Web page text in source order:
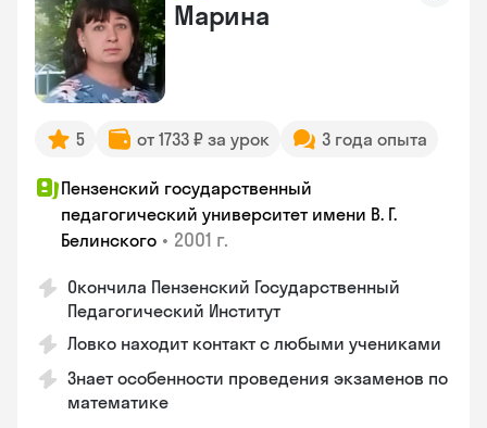
Марина
5 от 1733 ₽ за урок 3 года опыта
Пензенский государственный
педагогический университет имени В. Г.
Белинского • 2001 г.
Окончила Пензенский Государственный
Педагогический Институт
Ловко находит контакт с любыми учениками
Знает особенности проведения экзаменов по
математике